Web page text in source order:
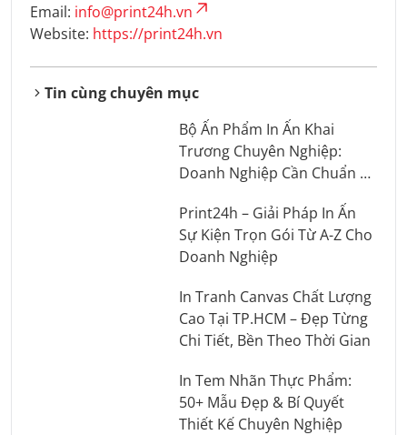
Email: info@print24h.vn
Website: https://print24h.vn
Tin cùng chuyên mục
Bộ Ấn Phẩm In Ấn Khai
Trương Chuyên Nghiệp:
Doanh Nghiệp Cần Chuẩn Bị
Print24h – Giải Pháp In Ấn
Sự Kiện Trọn Gói Từ A-Z Cho
Doanh Nghiệp
In Tranh Canvas Chất Lượng
Cao Tại TP.HCM – Đẹp Từng
Chi Tiết, Bền Theo Thời Gian
In Tem Nhãn Thực Phẩm:
50+ Mẫu Đẹp & Bí Quyết
Thiết Kế Chuyên Nghiệp